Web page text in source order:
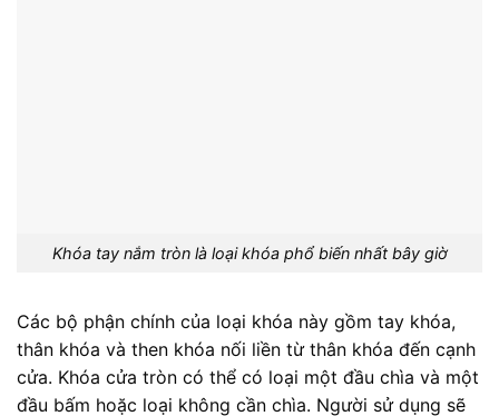
Khóa tay nắm tròn là loại khóa phổ biến nhất bây giờ
Các bộ phận chính của loại khóa này gồm tay khóa,
thân khóa và then khóa nối liền từ thân khóa đến cạnh
cửa. Khóa cửa tròn có thể có loại một đầu chìa và một
đầu bấm hoặc loại không cần chìa. Người sử dụng sẽ